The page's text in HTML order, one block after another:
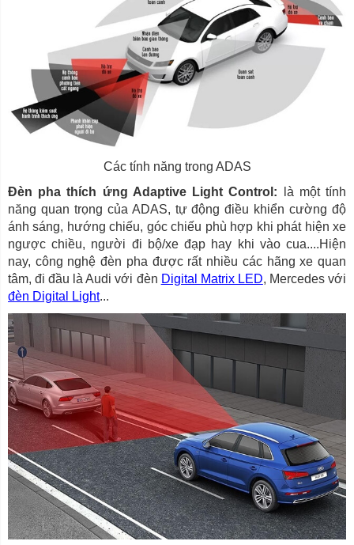
Các tính năng trong ADAS
Đèn pha thích ứng Adaptive Light Control: là một tính
năng quan trọng của ADAS, tự động điều khiển cường độ
ánh sáng, hướng chiếu, góc chiếu phù hợp khi phát hiện xe
ngược chiều, người đi bộ/xe đạp hay khi vào cua....Hiện
nay, công nghệ đèn pha được rất nhiều các hãng xe quan
tâm, đi đầu là Audi với đèn Digital Matrix LED, Mercedes với
đèn Digital Light...